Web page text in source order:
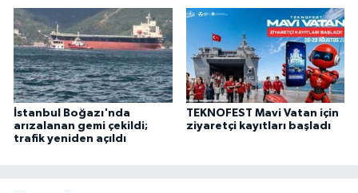
İstanbul Boğazı'nda
arızalanan gemi çekildi;
trafik yeniden açıldı
TEKNOFEST Mavi Vatan için
ziyaretçi kayıtları başladı